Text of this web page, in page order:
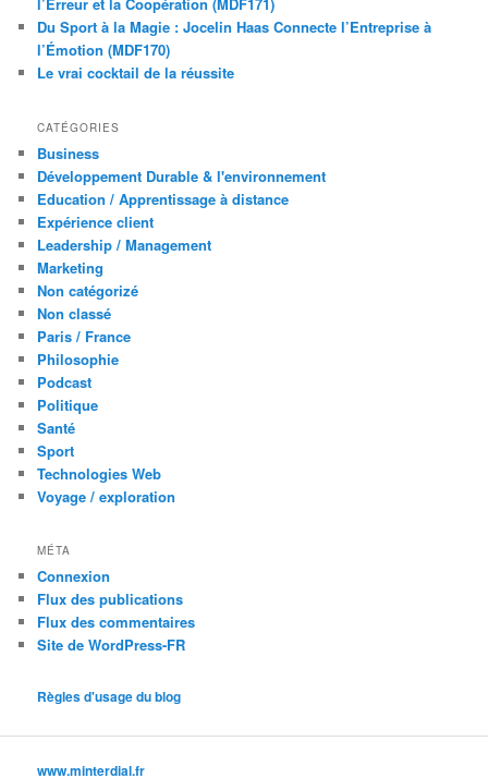
l’Erreur et la Coopération (MDF171)
Du Sport à la Magie : Jocelin Haas Connecte l’Entreprise à
l’Émotion (MDF170)
Le vrai cocktail de la réussite
CATÉGORIES
Business
Développement Durable & l'environnement
Education / Apprentissage à distance
Expérience client
Leadership / Management
Marketing
Non catégorizé
Non classé
Paris / France
Philosophie
Podcast
Politique
Santé
Sport
Technologies Web
Voyage / exploration
MÉTA
Connexion
Flux des publications
Flux des commentaires
Site de WordPress-FR
Règles d'usage du blog
www.minterdial.fr